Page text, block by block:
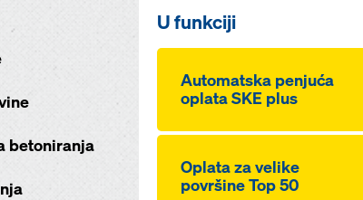
betoniranja
U funkciji
Automatska penjuća
oplata SKE plus
Oplata za velike
površine Top 50